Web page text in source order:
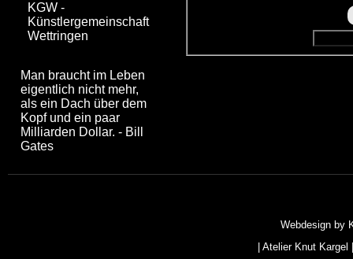
KGW -
Künstlergemeinschaft
Wettringen
Man braucht im Leben
eigentlich nicht mehr,
als ein Dach über dem
Kopf und ein paar
Milliarden Dollar. - Bill
Gates
Webdesign by
|Atelier Knut Kargel